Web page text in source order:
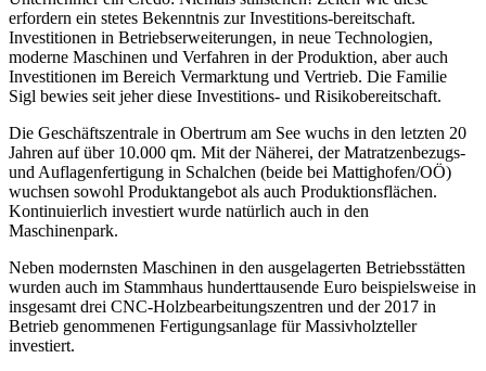
erfordern ein stetes Bekenntnis zur Investitions-bereitschaft.
Investitionen in Betriebserweiterungen, in neue Technologien,
moderne Maschinen und Verfahren in der Produktion, aber auch
Investitionen im Bereich Vermarktung und Vertrieb. Die Familie
Sigl bewies seit jeher diese Investitions- und Risikobereitschaft.
Die Geschäftszentrale in Obertrum am See wuchs in den letzten 20
Jahren auf über 10.000 qm. Mit der Näherei, der Matratzenbezugs-
und Auflagenfertigung in Schalchen (beide bei Mattighofen/OÖ)
wuchsen sowohl Produktangebot als auch Produktionsflächen.
Kontinuierlich investiert wurde natürlich auch in den
Maschinenpark.
Neben modernsten Maschinen in den ausgelagerten Betriebsstätten
wurden auch im Stammhaus hunderttausende Euro beispielsweise in
insgesamt drei CNC-Holzbearbeitungszentren und der 2017 in
Betrieb genommenen Fertigungsanlage für Massivholzteller
investiert.